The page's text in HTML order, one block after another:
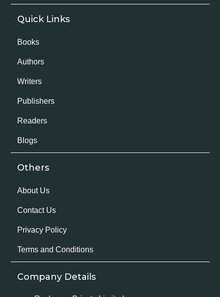
Quick Links
Books
Authors
Writers
Publishers
Readers
Blogs
Others
About Us
Contact Us
Privacy Policy
Terms and Conditions
Company Details